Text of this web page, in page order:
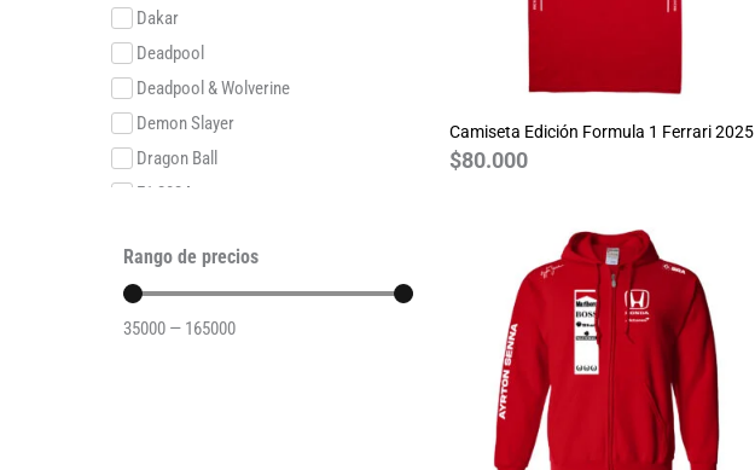
Dakar
Deadpool
Deadpool & Wolverine
Demon Slayer
Dragon Ball
F1 2024
F1 2025O
F1 2026
F1 2026O
Rango de precios
35000 — 165000
Camiseta Edición Formula 1 Ferrari 2025
$80.000